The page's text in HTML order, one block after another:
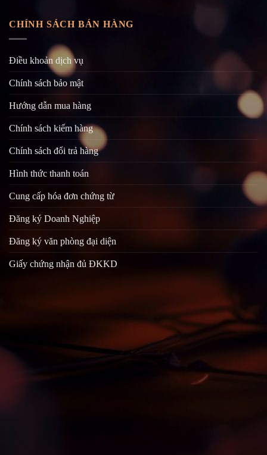
CHÍNH SÁCH BÁN HÀNG
Điều khoản dịch vụ
Chính sách bảo mật
Hướng dẫn mua hàng
Chính sách kiểm hàng
Chính sách đổi trả hàng
Hình thức thanh toán
Cung cấp hóa đơn chứng từ
Đăng ký Doanh Nghiệp
Đăng ký văn phòng đại diện
Giấy chứng nhận đủ ĐKKD